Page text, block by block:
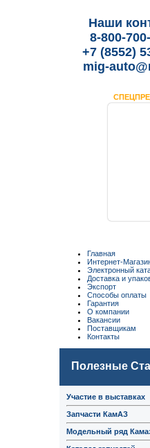
Наши
8-800-
+7 (8552)
mig-
Главная
Интернет-
Электронный
Доставка и
Экспорт
Способы оплаты
Гарантия
О компании
Вакансии
Поставщикам
Контакты
Полезные
Участие в выставках
Запчасти КамАЗ
Модельный ряд